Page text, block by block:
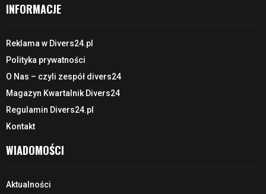
INFORMACJE
Reklama w Divers24.pl
Polityka prywatności
O Nas – czyli zespół divers24
Magazyn Kwartalnik Divers24
Regulamin Divers24.pl
Kontakt
WIADOMOŚCI
Aktualności